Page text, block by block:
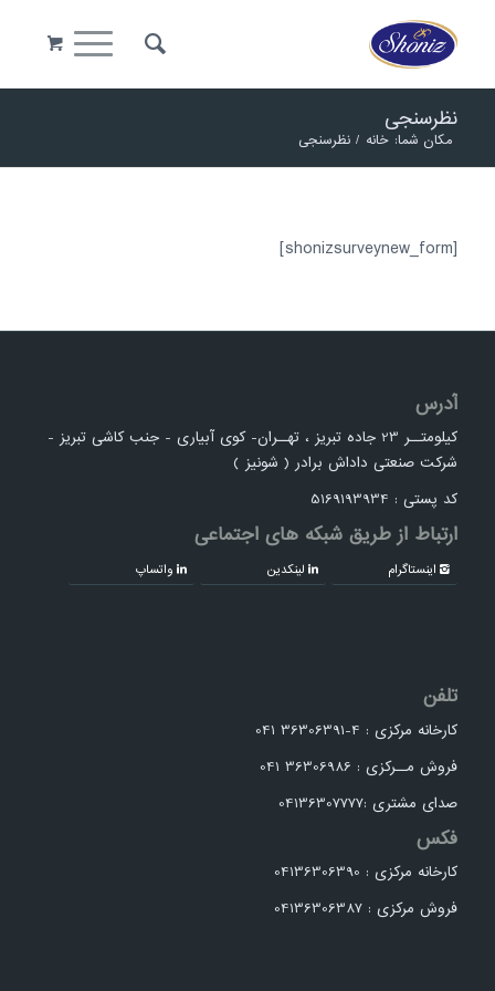
نظرسنجی
مکان شما: خانه / نظرسنجی
[shonizsurveynew_form]
آدرس
کیلومتــر 23 جاده تبریز ، تهــران- کوی آبیاری - جنب کاشی تبریز -
شرکت صنعتی داداش برادر ( شونیز )
کد پستی : 5169193934
ارتباط از طریق شبکه های اجتماعی
اینستاگرام لینکدین واتساپ
تلفن
کارخانه مرکزی : 4-36306391 041
فروش مــرکزی : 36306986 041
صدای مشتری :04136307777
فکس
کارخانه مرکزی : 04136306390
فروش مرکزی : 04136306387